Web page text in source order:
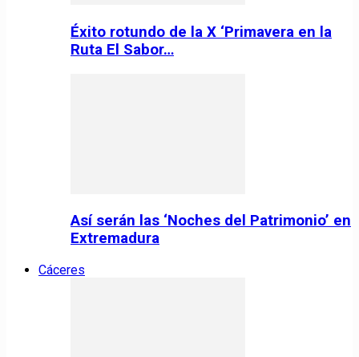
Éxito rotundo de la X ‘Primavera en la
Ruta El Sabor…
Así serán las ‘Noches del Patrimonio’ en
Extremadura
Cáceres